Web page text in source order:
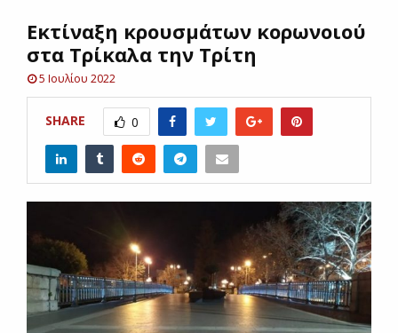
UΕκτίναξη κρουσμάτων κορωνοιού
στα Τρίκαλα την Τρίτη
5 Ιουλίου 2022
SHARE 0